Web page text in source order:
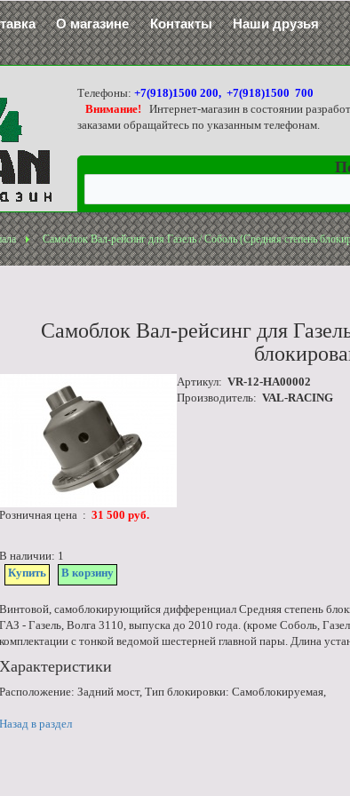
О магазине Контакты
Наши друзья
Телефоны:+7(918)1500 200, +7(918)1500 700
Внимание!
Интернет-магазин в состоянии
заказами обращайтесь по указанным телефонам.
Самоблок Вал-рейсинг для Газель / Соболь (Средняя степень
Самоблок Вал-рейсинг для
Артикул: VR-12-HA00002
Производитель: VAL-RACING
Розничная цена : 31 500 руб.
В наличии: 1
Купить
В корзину
Винтовой, самоблокирующийся дифференциал Средняя степень
ГАЗ - Газель, Волга 3110, выпуска до 2010 года. (кроме Соболь,
комплектации с тонкой ведомой шестерней главной пары. Длина
Характеристики
Расположение: Задний мост, Тип блокировки: Самоблокируемая,
Назад в раздел